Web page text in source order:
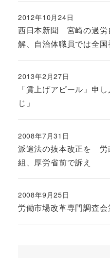
西日本新聞 宮崎の過労
解、自治体職員では全国
投稿日
2012年10月24日
「賃上げアピール」申
じ」
投稿日
2013年2月27日
派遣法の抜本改正を
組、厚労省前で訴え
投稿日
2008年7月31日
労働市場改革専門調査
投稿日
2008年9月25日